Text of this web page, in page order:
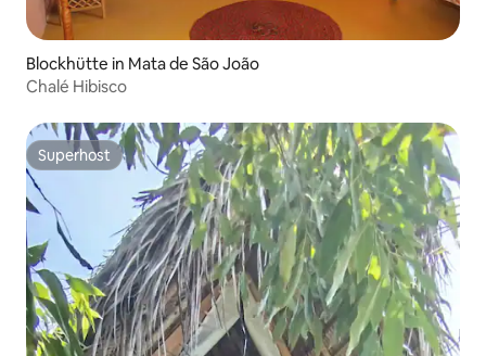
Blockhütte in Mata de São João
Chalé Hibisco
Superhost
Superhost